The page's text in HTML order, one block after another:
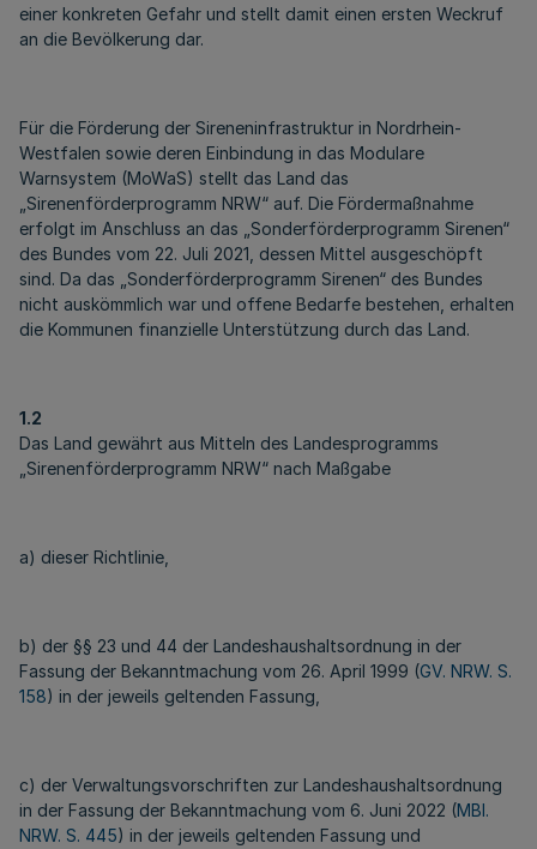
einer konkreten Gefahr und stellt damit einen ersten Weckruf
an die Bevölkerung dar.
Für die Förderung der Sireneninfrastruktur in Nordrhein-
Westfalen sowie deren Einbindung in das Modulare
Warnsystem (MoWaS) stellt das Land das
„Sirenenförderprogramm NRW“ auf. Die Fördermaßnahme
erfolgt im Anschluss an das „Sonderförderprogramm Sirenen“
des Bundes vom 22. Juli 2021, dessen Mittel ausgeschöpft
sind. Da das „Sonderförderprogramm Sirenen“ des Bundes
nicht auskömmlich war und offene Bedarfe bestehen, erhalten
die Kommunen finanzielle Unterstützung durch das Land.
1.2
Das Land gewährt aus Mitteln des Landesprogramms
„Sirenenförderprogramm NRW“ nach Maßgabe
a) dieser Richtlinie,
b) der §§ 23 und 44 der Landeshaushaltsordnung in der
Fassung der Bekanntmachung vom 26. April 1999 (GV. NRW. S.
158) in der jeweils geltenden Fassung,
c) der Verwaltungsvorschriften zur Landeshaushaltsordnung
in der Fassung der Bekanntmachung vom 6. Juni 2022 (MBl.
NRW. S. 445) in der jeweils geltenden Fassung und